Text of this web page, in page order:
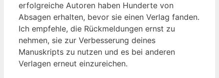
erfolgreiche Autoren haben Hunderte von
Absagen erhalten, bevor sie einen Verlag fanden.
Ich empfehle, die Rückmeldungen ernst zu
nehmen, sie zur Verbesserung deines
Manuskripts zu nutzen und es bei anderen
Verlagen erneut einzureichen.